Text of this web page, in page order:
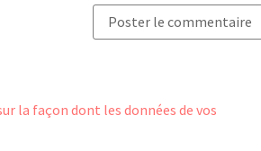
la façon dont les données de vos